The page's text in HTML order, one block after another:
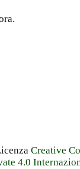
Creative
4.0